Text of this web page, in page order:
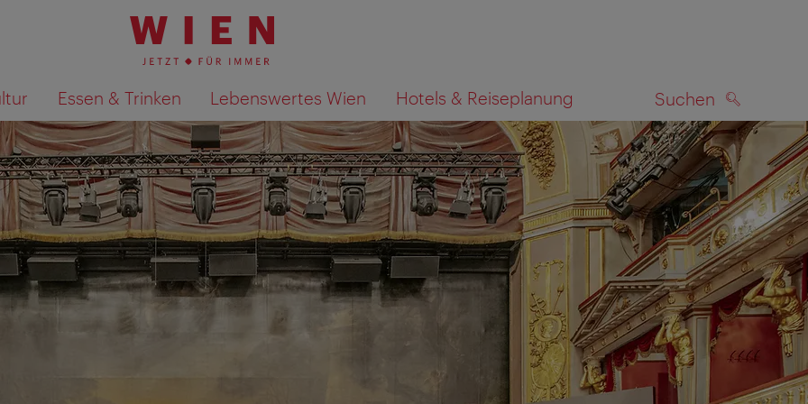
Essen & Trinken Lebenswertes Wien Hotels & Reiseplanung Suchen
Suchergebnisse auf Karte anzeigen SUCHEN